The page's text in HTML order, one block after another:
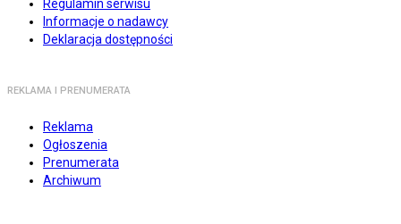
Regulamin serwisu
Informacje o nadawcy
Deklaracja dostępności
REKLAMA I PRENUMERATA
Reklama
Ogłoszenia
Prenumerata
Archiwum